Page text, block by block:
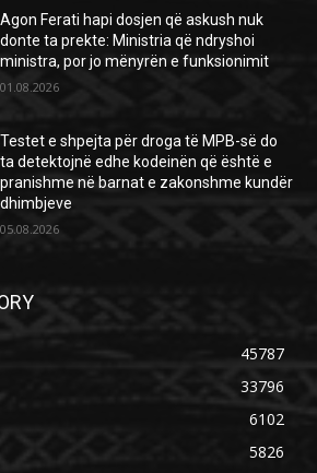
Agon Ferati hapi dosjen që askush nuk
donte ta prekte: Ministria që ndryshoi
ministra, por jo mënyrën e funksionimit
01.08.2026
Testet e shpejta për droga të MPB-së do
ta detektojnë edhe kodeinën që është e
pranishme në barnat e zakonshme kundër
dhimbjeve
05.08.2026
45787
33796
6102
5826